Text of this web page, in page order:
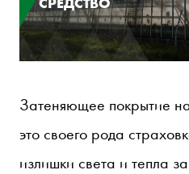
Затеняющее покрытие
это своего рода
излишки света и тепла